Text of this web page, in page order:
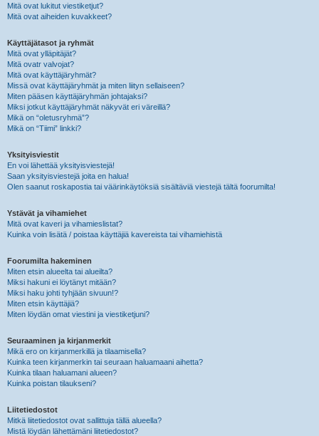
Mitä ovat lukitut viestiketjut?
Mitä ovat aiheiden kuvakkeet?
Käyttäjätasot ja ryhmät
Mitä ovat ylläpitäjät?
Mitä ovatr valvojat?
Mitä ovat käyttäjäryhmät?
Missä ovat käyttäjäryhmät ja miten liityn sellaiseen?
Miten pääsen käyttäjäryhmän johtajaksi?
Miksi jotkut käyttäjäryhmät näkyvät eri väreillä?
Mikä on “oletusryhmä”?
Mikä on “Tiimi” linkki?
Yksityisviestit
En voi lähettää yksityisviestejä!
Saan yksityisviestejä joita en halua!
Olen saanut roskapostia tai väärinkäytöksiä sisältäviä viestejä tältä foorumilta!
Ystävät ja vihamiehet
Mitä ovat kaveri ja vihamieslistat?
Kuinka voin lisätä / poistaa käyttäjiä kavereista tai vihamiehistä
Foorumilta hakeminen
Miten etsin alueelta tai alueilta?
Miksi hakuni ei löytänyt mitään?
Miksi haku johti tyhjään sivuun!?
Miten etsin käyttäjiä?
Miten löydän omat viestini ja viestiketjuni?
Seuraaminen ja kirjanmerkit
Mikä ero on kirjanmerkillä ja tilaamisella?
Kuinka teen kirjanmerkin tai seuraan haluamaani aihetta?
Kuinka tilaan haluamani alueen?
Kuinka poistan tilaukseni?
Liitetiedostot
Mitkä liitetiedostot ovat sallittuja tällä alueella?
Mistä löydän lähettämäni liitetiedostot?